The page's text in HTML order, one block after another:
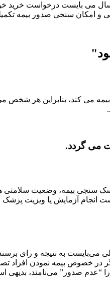
از شروع بیمه نامه درمان تکمیلی، هر بیمه
امکان سنجی صدور بیمه
را بیمه می کند، بنابراین
می گردد.
سنجی بیمه، وضعیت سلامتی
آزمایش یا ویزیت پزشک
به نتیجه و رای
خصوص بیمه نمودن افراد
را “عدم صدور” می‌نامند،